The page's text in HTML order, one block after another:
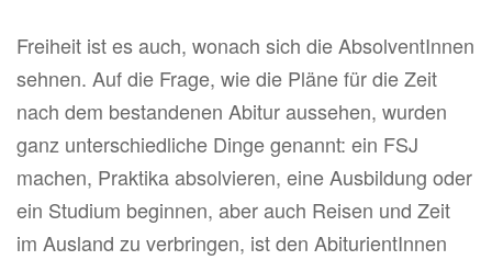
Freiheit ist es auch, wonach sich die AbsolventInnen
sehnen. Auf die Frage, wie die Pläne für die Zeit
nach dem bestandenen Abitur aussehen, wurden
ganz unterschiedliche Dinge genannt: ein FSJ
machen, Praktika absolvieren, eine Ausbildung oder
ein Studium beginnen, aber auch Reisen und Zeit
im Ausland zu verbringen, ist den AbiturientInnen